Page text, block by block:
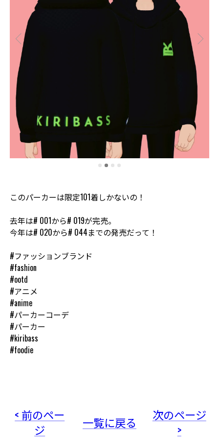
このパーカーは限定101着しかないの！
去年は# 001から# 019が完売。
今年は# 020から# 044までの発売だって！
#ファッションブランド
#fashion
#ootd
#アニメ
#anime
#パーカーコーデ
#パーカー
#kiribass
#foodie
< 前のペー
ジ
一覧に戻る
次のページ
>